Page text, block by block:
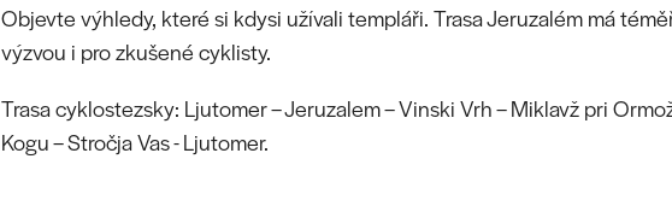
Objevte výhledy, které si kdysi užívali templáři. Trasa Jeruzalém má
výzvou i pro zkušené cyklisty.
Trasa cyklostezsky: Ljutomer – Jeruzalem – Vinski Vrh – Miklavž pri
Kogu – Stročja Vas - Ljutomer.